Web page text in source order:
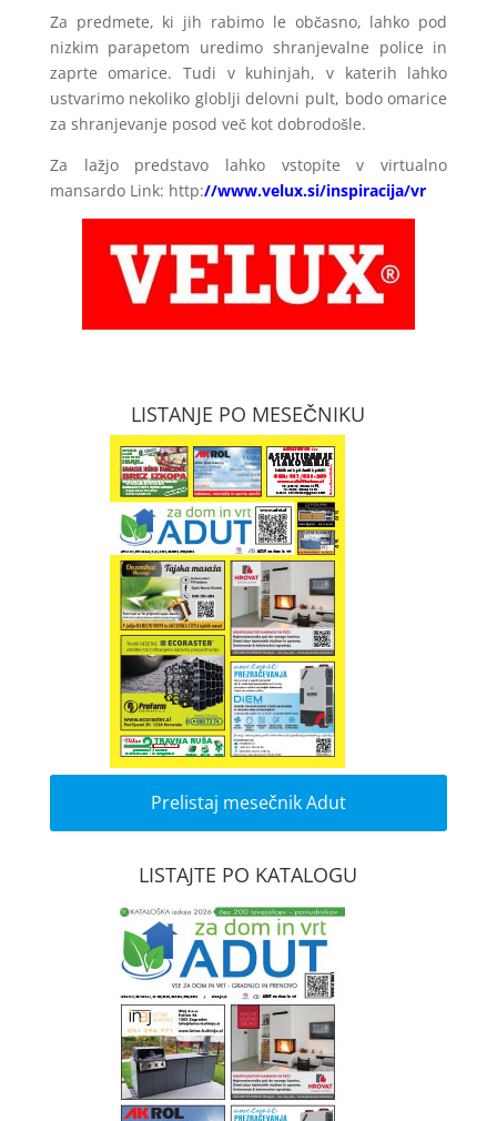
Za predmete, ki jih rabimo le občasno, lahko pod
nizkim parapetom uredimo shranjevalne police in
zaprte omarice. Tudi v kuhinjah, v katerih lahko
ustvarimo nekoliko globlji delovni pult, bodo omarice
za shranjevanje posod več kot dobrodošle.
Za lažjo predstavo lahko vstopite v virtualno
mansardo Link: http://www.velux.si/inspiracija/vr
LISTANJE PO MESEČNIKU
Prelistaj mesečnik Adut
LISTAJTE PO KATALOGU